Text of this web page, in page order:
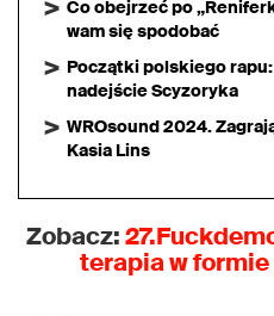
Co obejrzeć po
wam się spodobać
Początki polskiego
nadejście Scyzoryka
WROsound 2024.
Kasia Lins
Zobacz:
terapia w